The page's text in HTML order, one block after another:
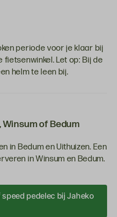
periode voor je klaar bij
Let op: Bij de
helm te leen bij.
of Bedum
in Bedum en Uithuizen. Een
in Winsum en Bedum.
pedelec bij Jaheko